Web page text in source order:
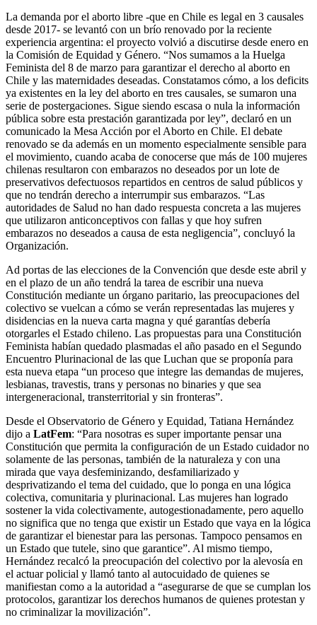
La demanda por el aborto libre -que en Chile es legal en 3 causales
desde 2017- se levantó con un brío renovado por la reciente
experiencia argentina: el proyecto volvió a discutirse desde enero en
la Comisión de Equidad y Género. “Nos sumamos a la Huelga
Feminista del 8 de marzo para garantizar el derecho al aborto en
Chile y las maternidades deseadas. Constatamos cómo, a los deficits
ya existentes en la ley del aborto en tres causales, se sumaron una
serie de postergaciones. Sigue siendo escasa o nula la información
pública sobre esta prestación garantizada por ley”, declaró en un
comunicado la Mesa Acción por el Aborto en Chile. El debate
renovado se da además en un momento especialmente sensible para
el movimiento, cuando acaba de conocerse que más de 100 mujeres
chilenas resultaron con embarazos no deseados por un lote de
preservativos defectuosos repartidos en centros de salud públicos y
que no tendrán derecho a interrumpir sus embarazos. “Las
autoridades de Salud no han dado respuesta concreta a las mujeres
que utilizaron anticonceptivos con fallas y que hoy sufren
embarazos no deseados a causa de esta negligencia”, concluyó la
Organización.
Ad portas de las elecciones de la Convención que desde este abril y
en el plazo de un año tendrá la tarea de escribir una nueva
Constitución mediante un órgano paritario, las preocupaciones del
colectivo se vuelcan a cómo se verán representadas las mujeres y
disidencias en la nueva carta magna y qué garantías debería
otorgarles el Estado chileno. Las propuestas para una Constitución
Feminista habían quedado plasmadas el año pasado en el Segundo
Encuentro Plurinacional de las que Luchan que se proponía para
esta nueva etapa “un proceso que integre las demandas de mujeres,
lesbianas, travestis, trans y personas no binaries y que sea
intergeneracional, transterritorial y sin fronteras”.
Desde el Observatorio de Género y Equidad, Tatiana Hernández
dijo a LatFem: “Para nosotras es super importante pensar una
Constitución que permita la configuración de un Estado cuidador no
solamente de las personas, también de la naturaleza y con una
mirada que vaya desfeminizando, desfamiliarizado y
desprivatizando el tema del cuidado, que lo ponga en una lógica
colectiva, comunitaria y plurinacional. Las mujeres han logrado
sostener la vida colectivamente, autogestionadamente, pero aquello
no significa que no tenga que existir un Estado que vaya en la lógica
de garantizar el bienestar para las personas. Tampoco pensamos en
un Estado que tutele, sino que garantice”. Al mismo tiempo,
Hernández recalcó la preocupación del colectivo por la alevosía en
el actuar policial y llamó tanto al autocuidado de quienes se
manifiestan como a la autoridad a “asegurarse de que se cumplan los
protocolos, garantizar los derechos humanos de quienes protestan y
no criminalizar la movilización”.